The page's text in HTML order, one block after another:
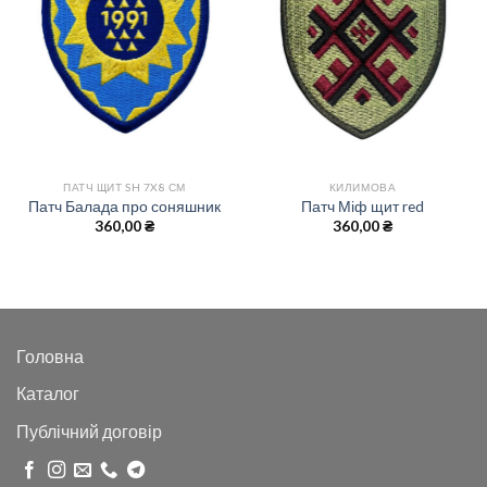
ПАТЧ ЩИТ SH 7X8 СМ
Патч Балада про соняшник
360,00₴
КИЛИМОВА
Патч Міф щит red
360,00₴
Головна
Каталог
Публічний договір